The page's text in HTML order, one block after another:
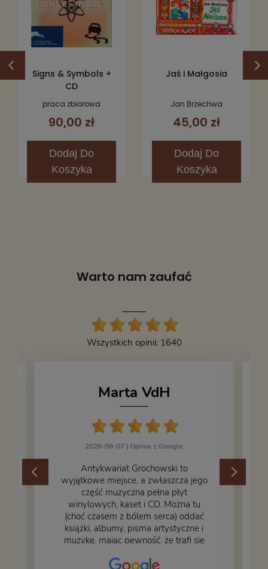
Signs & Symbols +
CD
praca zbiorowa
90,00 zł
Dodaj Do
Koszyka
Jaś i Małgosia
Jan Brzechwa
45,00 zł
Dodaj Do
Koszyka
Warto nam zaufać
Wszystkich opinii: 1640
Marta VdH
2026-08-07 | Opinia z Google
​Antykwariat Grochowski to
wyjątkowe miejsce, a zwłaszcza jego
część muzyczna pełna płyt
winylowych, kaset i CD. Można tu
(choć czasem z bólem serca) oddać
książki, albumy, pisma artystyczne i
muzykę, mając pewność, że trafi się
– nasze książki w trakcie